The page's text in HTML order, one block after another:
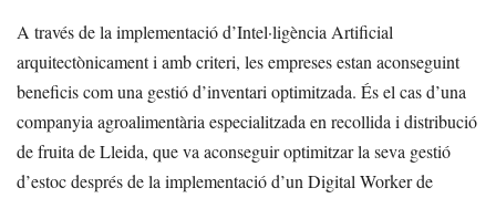
A través de la implementació d’Intel·ligència Artificial
arquitectònicament i amb criteri, les empreses estan aconseguint
beneficis com una gestió d’inventari optimitzada. És el cas d’una
companyia agroalimentària especialitzada en recollida i distribució
de fruita de Lleida, que va aconseguir optimitzar la seva gestió
d’estoc després de la implementació d’un Digital Worker de